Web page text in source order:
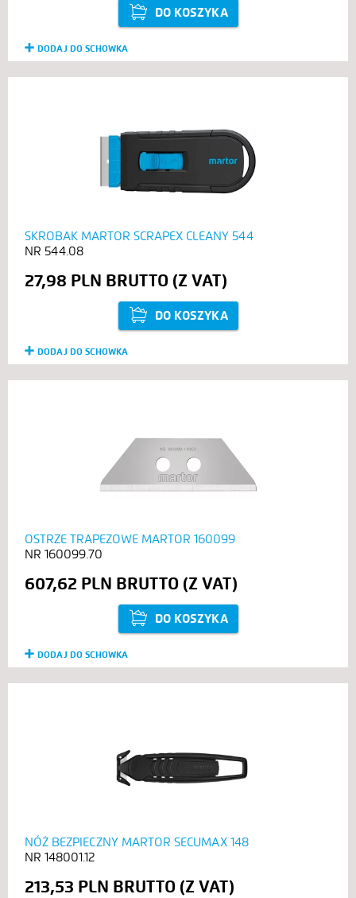
DO KOSZYKA
DODAJ DO SCHOWKA
SKROBAK MARTOR SCRAPEX CLEANY 544
544.08
27,98 PLN
DO KOSZYKA
DODAJ DO SCHOWKA
OSTRZE TRAPEZOWE MARTOR 160099
160099.70
607,62 PLN
DO KOSZYKA
DODAJ DO SCHOWKA
NÓŻ BEZPIECZNY MARTOR SECUMAX 148
148001.12
213,53 PLN